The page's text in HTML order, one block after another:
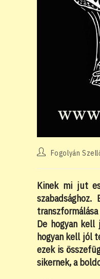
PostFogolyán
Kinek mi jut
De hogyan
hogyan kell jól
ezek is
sikernek, a